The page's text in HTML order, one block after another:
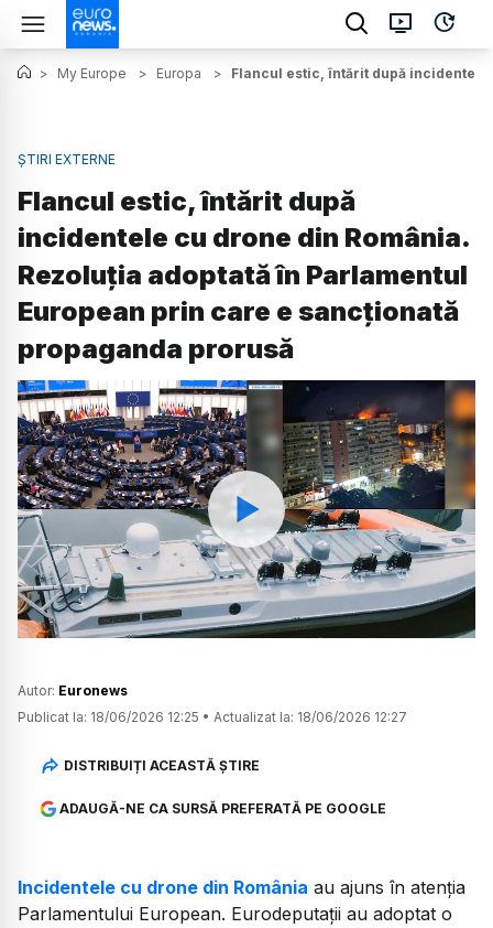
> My Europe > Europa > Flancul estic, întărit după
ȘTIRI EXTERNE
Flancul estic, întărit după
incidentele cu drone din România.
Rezoluția adoptată în Parlamentul
European prin care e sancționată
propaganda prorusă
Watch
Autor: Euronews
Publicat la: 18/06/2026 12:25 • Actualizat la: 18/06/2026 12:27
DISTRIBUIȚI ACEASTĂ ȘTIRE
ADAUGĂ-NE CA SURSĂ PREFERATĂ PE GOOGLE
Incidentele cu drone din România au ajuns în atenția
Parlamentului European. Eurodeputații au adoptat o